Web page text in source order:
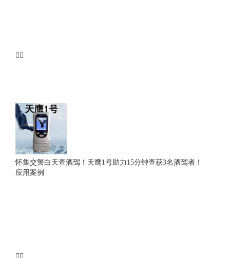
怀集交警白天查酒驾！天鹰1号助力15分钟查获3名酒驾者！
应用案例